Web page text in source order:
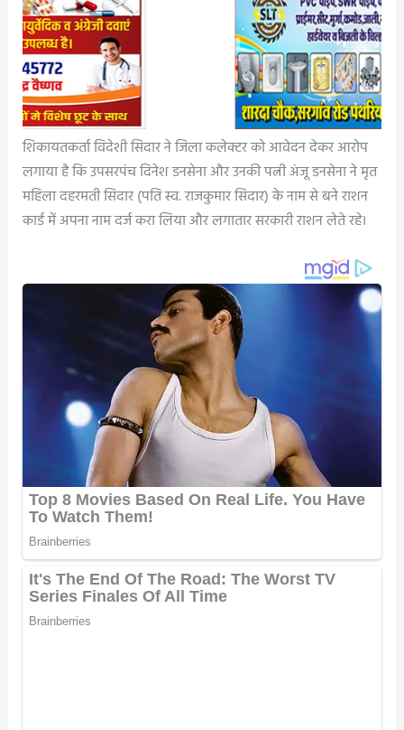
शिकायतकर्ता विदेशी सिदार ने जिला कलेक्टर को आवेदन देकर आरोप
लगाया है कि उपसरपंच दिनेश डनसेना और उनकी पत्नी अंजू डनसेना ने मृत
महिला दहरमती सिदार (पति स्व. राजकुमार सिदार) के नाम से बने राशन
कार्ड में अपना नाम दर्ज करा लिया और लगातार सरकारी राशन लेते रहे।